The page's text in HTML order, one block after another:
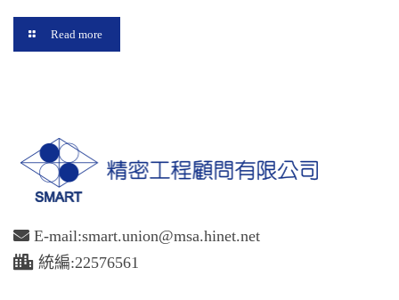
Read more
E-mail:smart.union@msa.hinet.net
統編:22576561